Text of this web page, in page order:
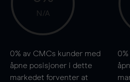
N/A
0% av CMCs kunder med
åpne posisjoner i dette
markedet forventer at
0%